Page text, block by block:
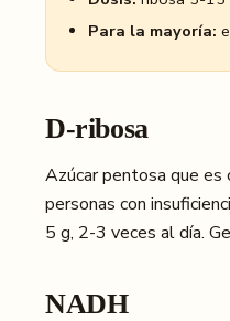
Para la mayoría:
D-ribosa
Azúcar pentosa que
personas con
5 g, 2-3 veces al día.
NADH